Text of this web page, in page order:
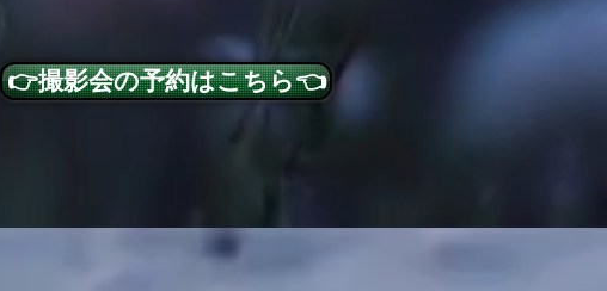
👉撮影会の予約はこちら👈